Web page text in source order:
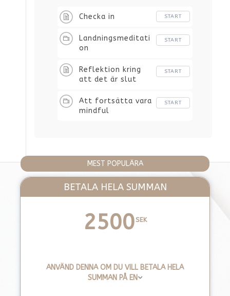
Checka in START
Landningsmeditati
on
START
Reflektion kring
att det är slut
START
Att fortsätta vara
mindful
START
MEST POPULÄRA
BETALA HELA SUMMAN
2500SEK
ANVÄND DENNA OM DU VILL BETALA HELA
SUMMAN PÅ EN